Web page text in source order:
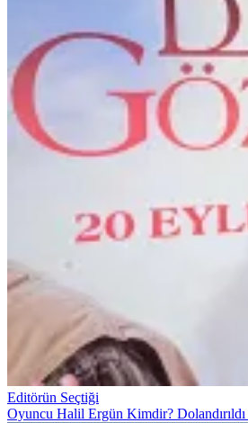
Editörün Seçtiği
Oyuncu Halil Ergün Kimdir? Dolandırıldı